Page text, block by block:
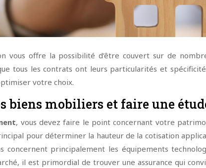
vous offre la possibilité d’être couvert sur de
tous les contrats ont leurs particularités et
votre choix.
biens mobiliers et faire une
, vous devez faire le point concernant votre
pour déterminer la hauteur de la cotisation
concernent principalement les équipements
il est primordial de trouver une assurance qui